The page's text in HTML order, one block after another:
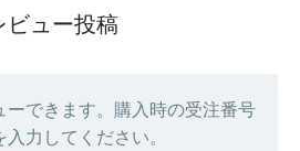
ビュー投稿
ーできます。購入時の受注番号
力してください。